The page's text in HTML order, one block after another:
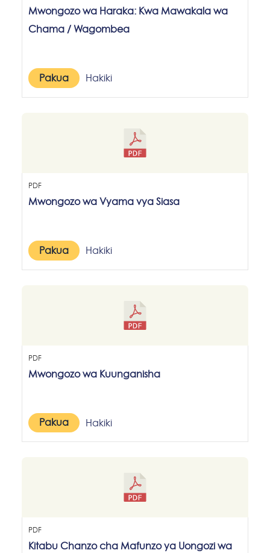
Mwongozo wa Haraka: Kwa Mawakala wa
Chama / Wagombea
Pakua Hakiki
PDF
Mwongozo wa Vyama vya Siasa
Pakua Hakiki
PDF
Mwongozo wa Kuunganisha
Pakua Hakiki
PDF
Kitabu Chanzo cha Mafunzo ya Uongozi wa